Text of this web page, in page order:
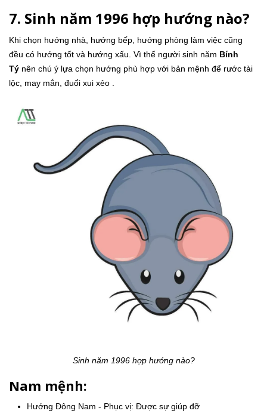
7. Sinh năm 1996 hợp hướng nào?
Khi chọn hướng nhà, hướng bếp, hướng phòng làm việc cũng
đều có hướng tốt và hướng xấu. Vì thế người sinh năm Bính
Tý nên chú ý lựa chọn hướng phù hợp với bản mệnh để rước tài
lộc, may mắn, đuổi xui xẻo .
Sinh năm 1996 hợp hướng nào?
Nam mệnh:
Hướng Đông Nam - Phục vị: Được sự giúp đỡ